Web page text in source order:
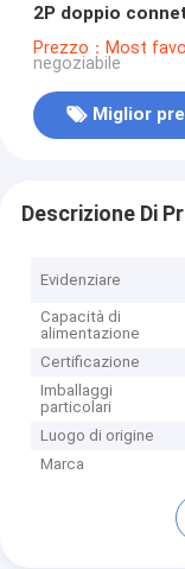
2P doppio
OEM/ODM
Prezzo：Most
negoziabile
Miglior
Descrizione Di
Evidenziare
Capacità di
alimentazione
Certificazione
Imballaggi
particolari
Luogo di origine
Marca